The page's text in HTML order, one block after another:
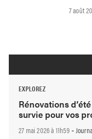
7 août
EXPLOREZ
Rénovations
survie pour vos
27 mai 2026 à 11h59-